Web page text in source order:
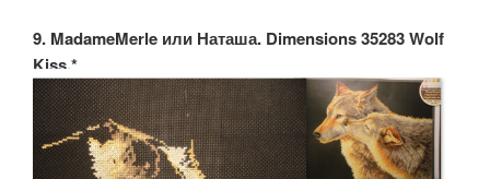
9. MadameMerle или Наташа. Dimensions 35283 Wolf
Kiss.*